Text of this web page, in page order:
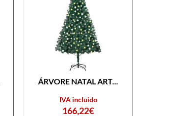
ÁRVORE NATAL ART...
166,22€
IVA incluido